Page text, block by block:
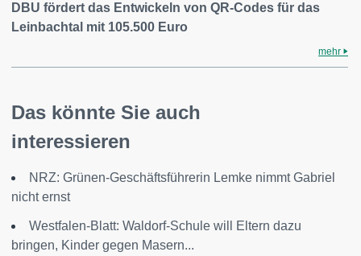
DBU fördert das Entwickeln von QR-Codes für das
Leinbachtal mit 105.500 Euro
mehr
Das könnte Sie auch
interessieren
NRZ: Grünen-Geschäftsführerin Lemke nimmt Gabriel
nicht ernst
Westfalen-Blatt: Waldorf-Schule will Eltern dazu
bringen, Kinder gegen Masern...